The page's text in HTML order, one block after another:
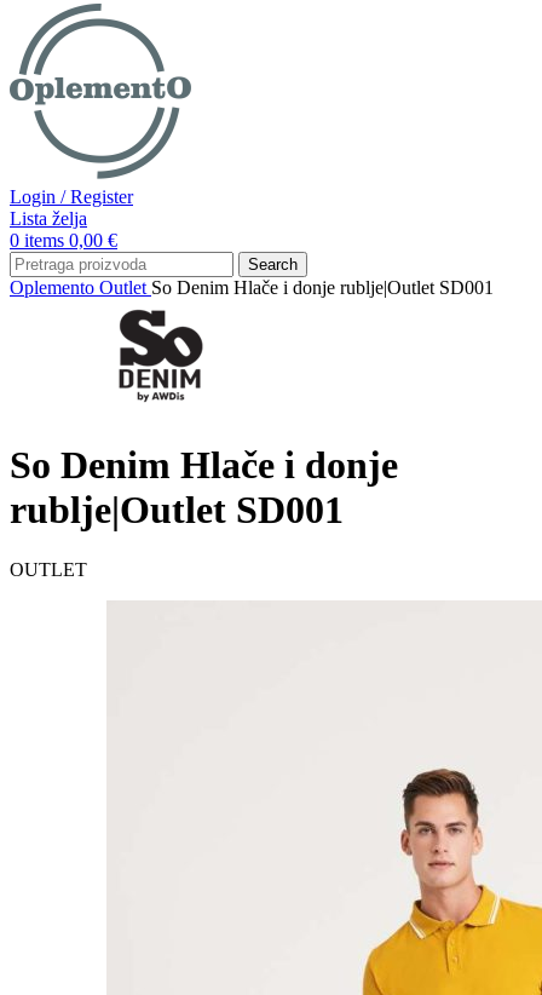
Login / Register
Lista želja
0 items 0,00 €
Search
Oplemento Outlet So Denim Hlače i donje rublje|Outlet SD001
So Denim Hlače i donje
rublje|Outlet SD001
OUTLET